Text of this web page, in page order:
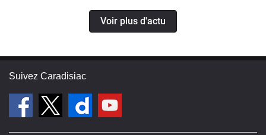
Voir plus d'actu
Suivez Caradisiac